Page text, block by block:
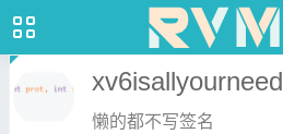
xv6isallyourneed
懒的都不写签名